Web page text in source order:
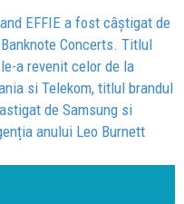
EFFIE a fost câştigat de
Concerts. Titlul
a revenit celor de la
si Telekom, titlul brandul
de Samsung si
anului Leo Burnett